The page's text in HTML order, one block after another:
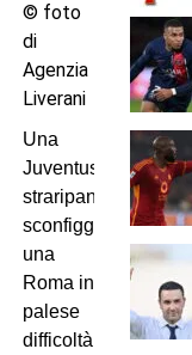
© foto
di
Agenzia
Liverani
Una
Juventus
straripante
sconfigge
una
Roma in
palese
difficoltà